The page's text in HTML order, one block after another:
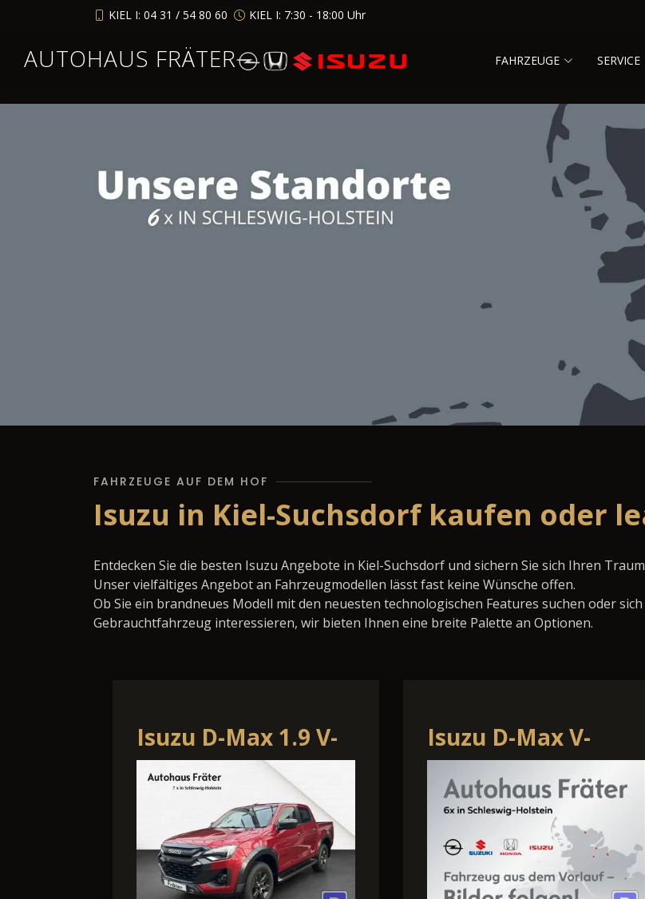
KIEL I: 04 31 / 54 80 60 KIEL I: 7:30 - 18:00 Uhr
AUTOHAUS FRÄTER FAHRZEUGE SERVICE
FAHRZEUGE AUF DEM HOF
Isuzu in Kiel-Suchsdorf kaufen oder
Entdecken Sie die besten Isuzu Angebote in Kiel-Suchsdorf und sichern Sie sich Ihren
Unser vielfältiges Angebot an Fahrzeugmodellen lässt fast keine Wünsche offen.
Ob Sie ein brandneues Modell mit den neuesten technologischen Features suchen oder
Gebrauchtfahrzeug interessieren, wir bieten Ihnen eine breite Palette an Optionen.
Isuzu D-Max 1.9 V-
Cross 3,5t
Anhängelast
Kamera Carpla
Isuzu D-Max V-
Cross 2.2 LED 360°
3,5t Autom. Leder
ACC